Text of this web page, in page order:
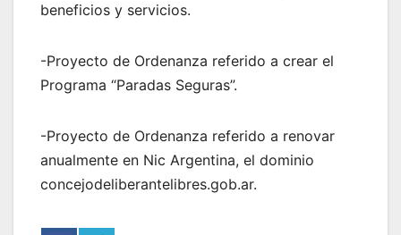
beneficios y servicios.
-Proyecto de Ordenanza referido a crear el
Programa “Paradas Seguras”.
-Proyecto de Ordenanza referido a renovar
anualmente en Nic Argentina, el dominio
concejodeliberantelibres.gob.ar.